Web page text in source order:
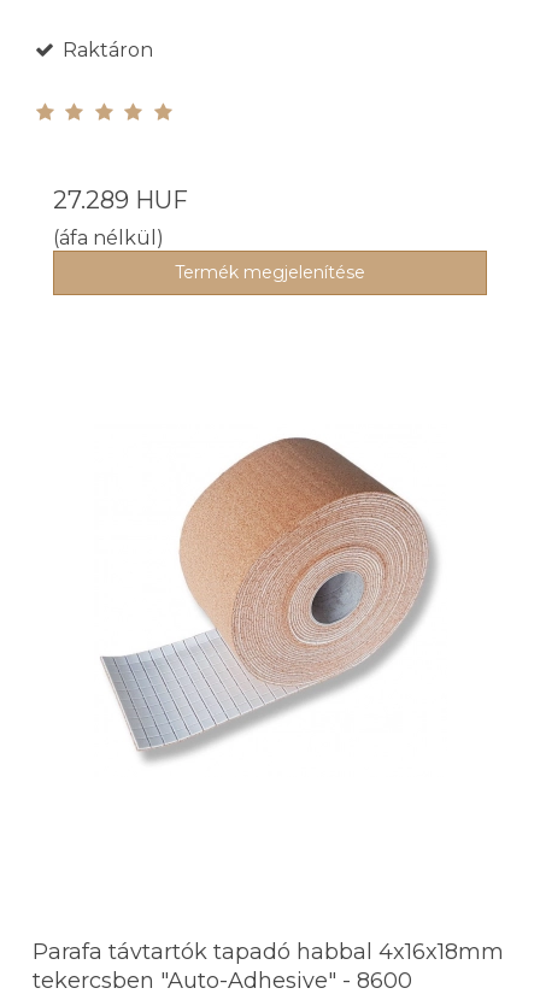
Raktáron
27.289 HUF
(áfa nélkül)
Termék megjelenítése
Parafa távtartók tapadó habbal 4x16x18mm
tekercsben "Auto-Adhesive" - 8600